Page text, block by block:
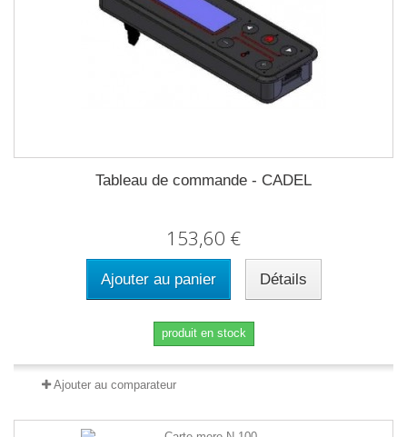
Tableau de commande - CADEL
153,60 €
Ajouter au panier Détails
produit en stock
Ajouter au comparateur